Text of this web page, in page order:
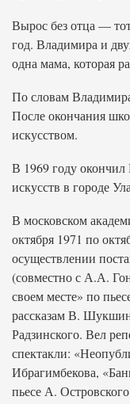
Вырос без отца —
год. Владимира и
одна мама, которая
По словам
После окончания
искусством.
В 1969 году
искусств в городе
В московском
октября 1971 по
осуществлении
(совместно с А.А.
своем месте» по
рассказам В.
Радзинского. Вел
спектакли:
Ибрагимбекова,
пьесе А.